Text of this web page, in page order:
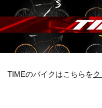
TIMEのバイクはこちらを